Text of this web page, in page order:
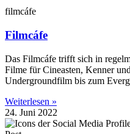
filmcáfe
Filmcáfe
Das Filmcáfe trifft sich in
Filme für Cineasten, Kenner
Undergroundfilm bis zum
Weiterlesen »
24. Juni 2022